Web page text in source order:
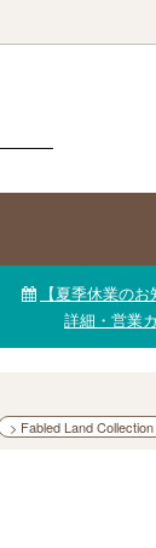
【夏季休業の
詳細・営業
> Fabled Land Collection